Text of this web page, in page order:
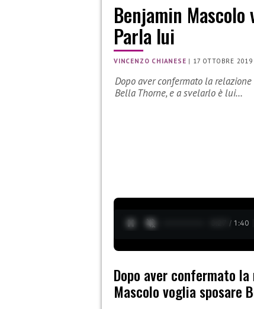
Benjamin
Parla lui
VINCENZO CHIANESE | 17 OTTOBRE 2019
Dopo aver confermato la
Bella Thorne, e a svelarlo è lui…
0:28 / 1:40
Dopo aver confermato
Mascolo voglia sposare